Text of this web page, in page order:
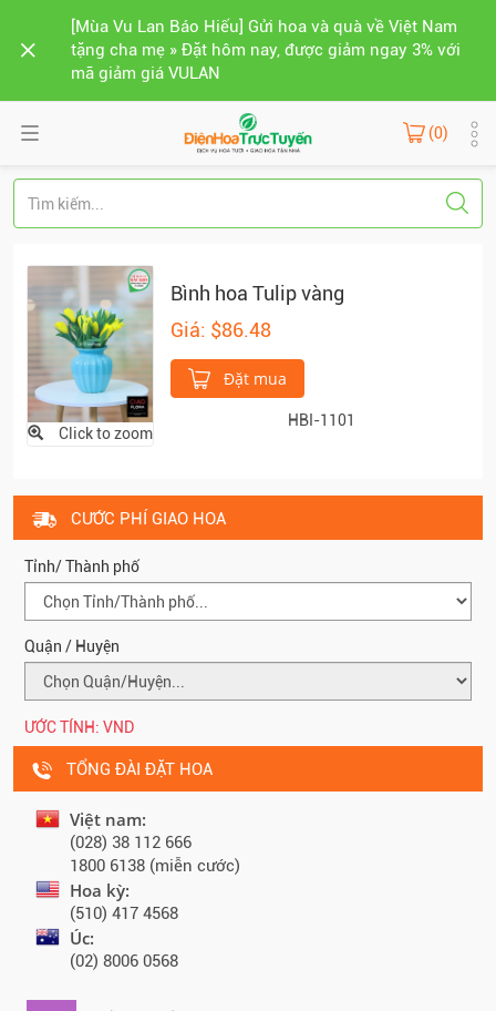
[Mùa Vu Lan Báo Hiếu] Gửi hoa và quà về Việt Nam
tặng cha mẹ » Đặt hôm nay, được giảm ngay 3% với
mã giảm giá VULAN
(0)
Click to zoom
Bình hoa Tulip vàng
Giá: $86.48
Đặt mua
HBI-1101
CƯỚC PHÍ GIAO HOA
Tỉnh/ Thành phố
Quận / Huyện
ƯỚC TÍNH: VND
TỔNG ĐÀI ĐẶT HOA
Việt nam:
(028) 38 112 666
1800 6138 (miễn cước)
Hoa kỳ:
(510) 417 4568
Úc:
(02) 8006 0568